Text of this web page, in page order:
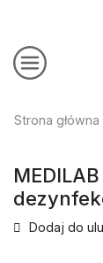
Strona główna
Dodaj do